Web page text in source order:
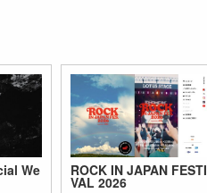
We ROCK IN JAPAN FESTI
VAL 2026